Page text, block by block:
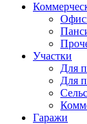
Участки
Для
Для
Гаражи